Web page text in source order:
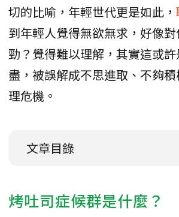
切的比喻，年輕世代更是如此，
到年輕人覺得無欲無求，好像
勁？覺得難以理解，其實這或
盡，被誤解成不思進取、不夠
理危機。
文章目錄
烤吐司症候群是什麼？